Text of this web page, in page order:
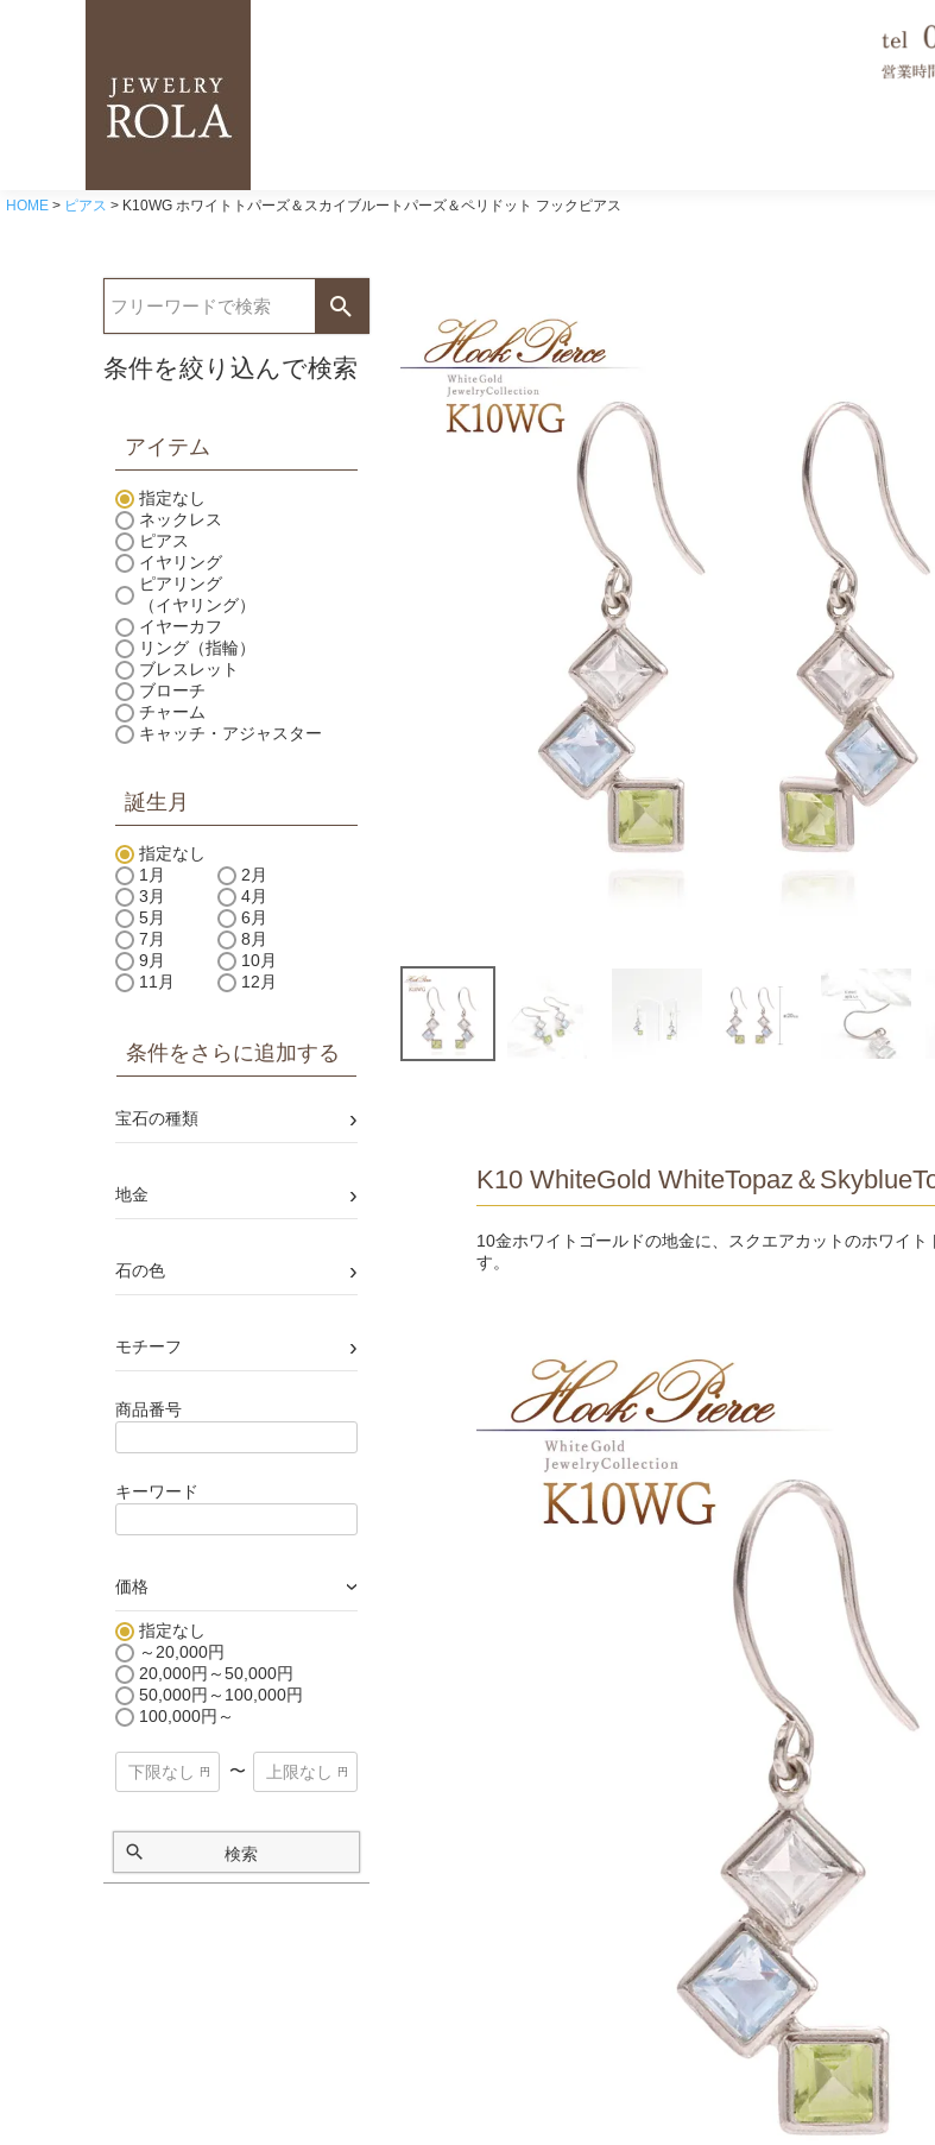
HOME ピアス K10WG ホワイトトパーズ＆スカイブルートパーズ＆ペリドット フックピアス
条件を絞り込んで検索
アイテム
指定なし
ネックレス
ピアス
イヤリング
ピアリング
（イヤリング）
イヤーカフ
リング（指輪）
ブレスレット
ブローチ
チャーム
キャッチ・アジャスター
誕生月
指定なし
1月
2月
3月
4月
5月
6月
7月
8月
9月
10月
11月
12月
条件をさらに追加する
宝石の種類 ›
地金 ›
石の色 ›
モチーフ ›
商品番号
キーワード
価格 ›
指定なし
～20,000円
20,000円～50,000円
50,000円～100,000円
100,000円～
〜
検索
K10 WhiteGold WhiteTopaz＆
10金ホワイトゴールドの地金に、スクエアカットのホワイ
す。